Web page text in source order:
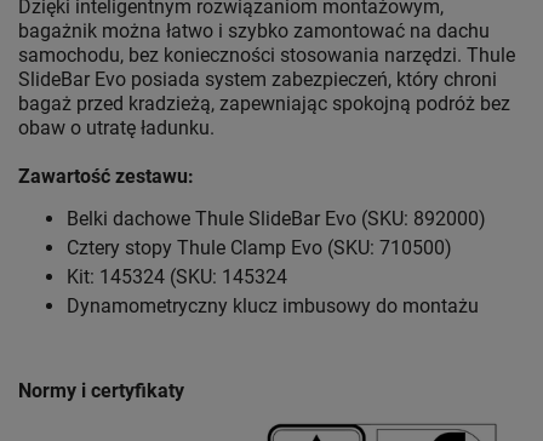
Dzięki inteligentnym rozwiązaniom montażowym,
bagażnik można łatwo i szybko zamontować na dachu
samochodu, bez konieczności stosowania narzędzi. Thule
SlideBar Evo posiada system zabezpieczeń, który chroni
bagaż przed kradzieżą, zapewniając spokojną podróż bez
obaw o utratę ładunku.
Zawartość zestawu:
Belki dachowe Thule SlideBar Evo (SKU: 892000)
Cztery stopy Thule Clamp Evo (SKU: 710500)
Kit: 145324 (SKU: 145324
Dynamometryczny klucz imbusowy do montażu
Normy i certyfikaty